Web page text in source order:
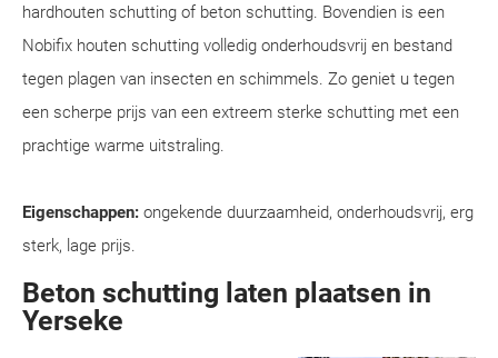
hardhouten schutting of beton schutting. Bovendien is een
Nobifix houten schutting volledig onderhoudsvrij en bestand
tegen plagen van insecten en schimmels. Zo geniet u tegen
een scherpe prijs van een extreem sterke schutting met een
prachtige warme uitstraling.
Eigenschappen: ongekende duurzaamheid, onderhoudsvrij, erg
sterk, lage prijs.
Beton schutting laten plaatsen in
Yerseke